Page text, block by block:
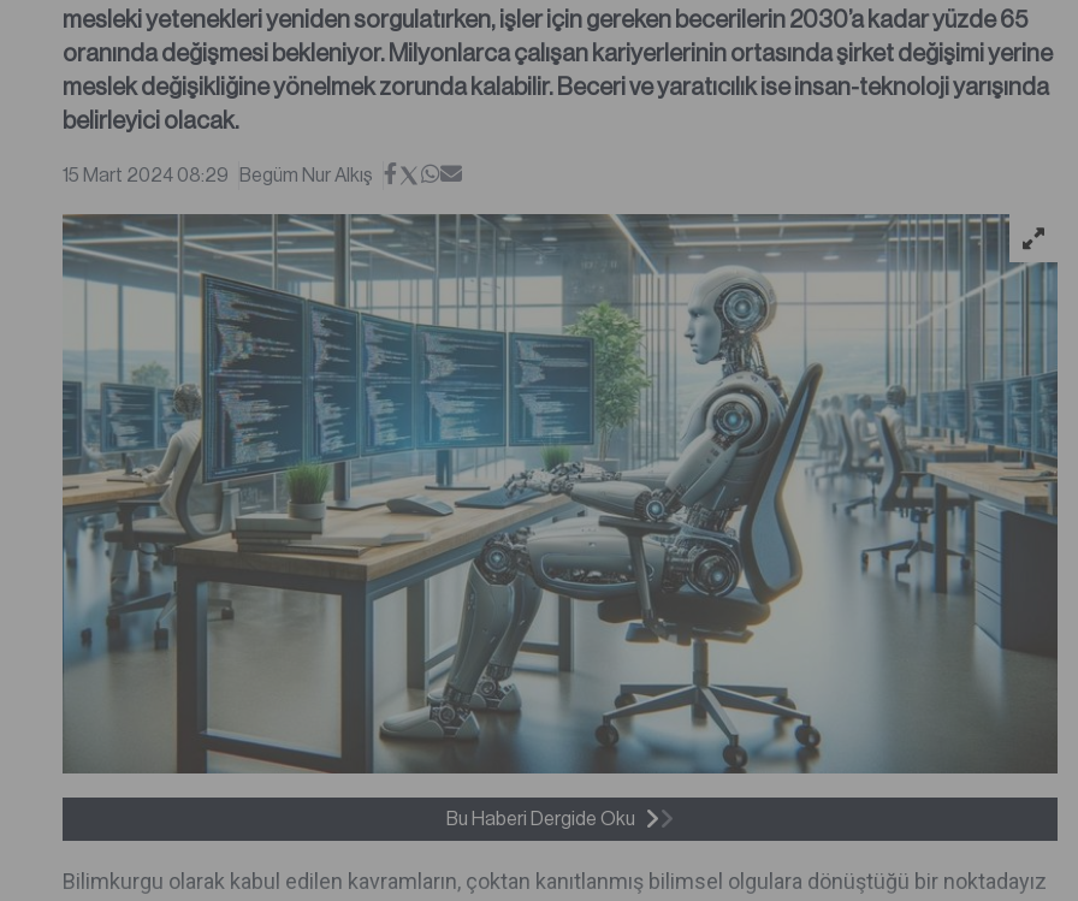
mesleki yetenekleri yeniden sorgulatırken, işler için gereken becerilerin 2030’a kadar yüzde 65
oranında değişmesi bekleniyor. Milyonlarca çalışan kariyerlerinin ortasında şirket değişimi yerine
meslek değişikliğine yönelmek zorunda kalabilir. Beceri ve yaratıcılık ise insan-teknoloji yarışında
belirleyici olacak.
15 Mart 2024 08:29 Begüm Nur Alkış
Bu Haberi Dergide Oku
Bilimkurgu olarak kabul edilen kavramların, çoktan kanıtlanmış bilimsel olgulara dönüştüğü bir noktadayız